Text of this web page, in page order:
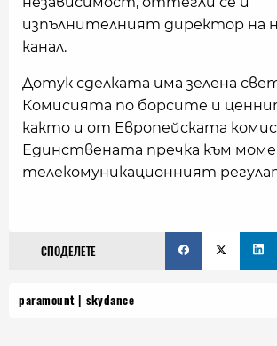
изпълнителният директор на
канал.
Дотук сделката има зелена
Комисията по борсите и
както и от Европейската
Единствената пречка към
телекомуникационният
СПОДЕЛЕТЕ
paramount skydance